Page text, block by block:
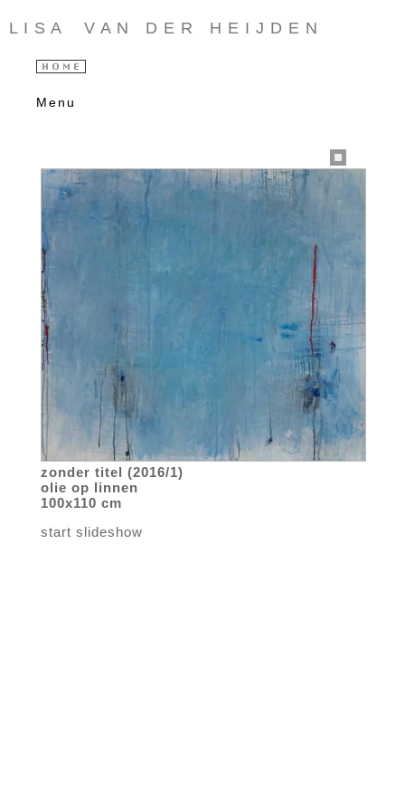
L I S A V A N D E R H E I J D E N
Menu
zonder titel (2016/1)
olie op linnen
100x110 cm
start slideshow